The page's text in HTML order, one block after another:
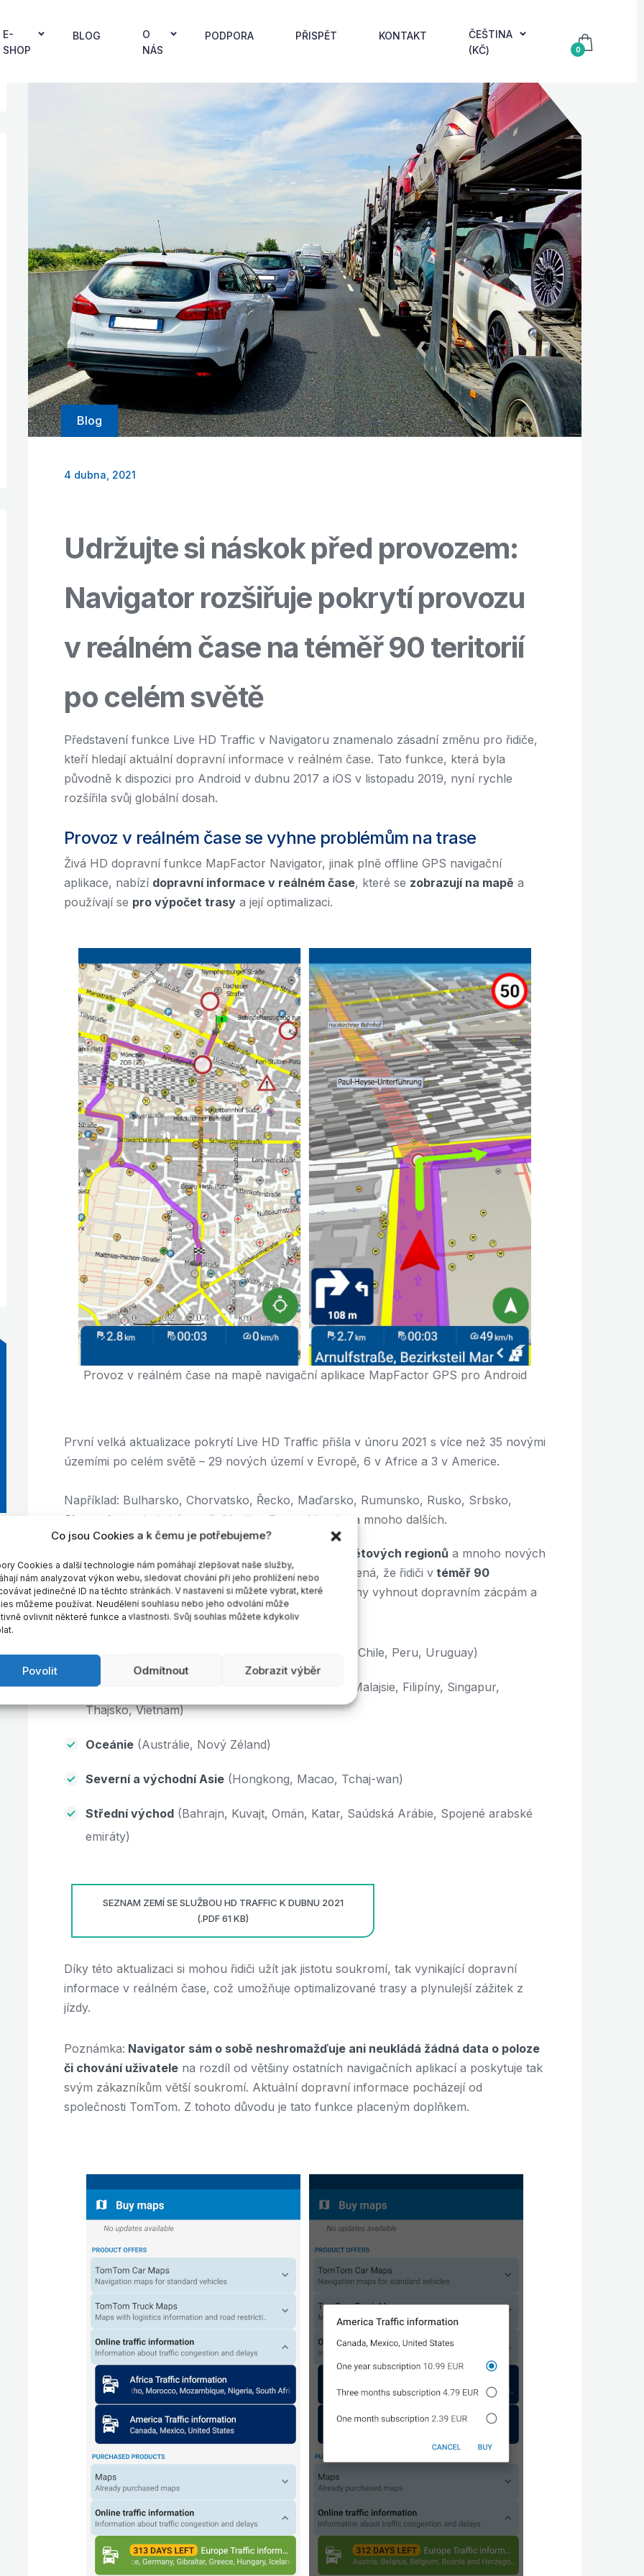
Co jsou Cookies a k čemu je potřebujeme?
Cookies a další technologie nám pomáhají zlepšovat naše služby,
nám analyzovat výkon webu, sledovat chování při jeho prohlížení nebo
jedinečné ID na těchto stránkách. V nastavení si můžete vybrat, které
můžeme používat. Neudělení souhlasu nebo jeho odvolání může
ovlivnit některé funkce a vlastnosti. Svůj souhlas můžete kdykoliv
Povolit Odmítnout Zobrazit výběr
E-
SHOP
BLOG
O
NÁS
PODPORA PŘISPĚT KONTAKT
ČEŠTINA
(KČ)
0
Blog
4 dubna, 2021
Udržujte si náskok před provozem:
Navigator rozšiřuje pokrytí provozu
v reálném čase na téměř 90 teritorií
po celém světě
Představení funkce Live HD Traffic v Navigatoru znamenalo zásadní změnu pro řidiče,
kteří hledají aktuální dopravní informace v reálném čase. Tato funkce, která byla
původně k dispozici pro Android v dubnu 2017 a iOS v listopadu 2019, nyní rychle
rozšířila svůj globální dosah.
Provoz v reálném čase se vyhne problémům na trase
Živá HD dopravní funkce MapFactor Navigator, jinak plně offline GPS navigační
aplikace, nabízí dopravní informace v reálném čase, které se zobrazují na mapě a
používají se pro výpočet trasy a její optimalizaci.
Provoz v reálném čase na mapě navigační aplikace MapFactor GPS pro Android
První velká aktualizace pokrytí Live HD Traffic přišla v únoru 2021 s více než 35 novými
územími po celém světě – 29 nových území v Evropě, 6 v Africe a 3 v Americe.
Například: Bulharsko, Chorvatsko, Řecko, Maďarsko, Rumunsko, Rusko, Srbsko,
Slovensko, pobaltské země, Mexiko, Egypt, Maroko a mnoho dalších.
5 nových světových regionů a mnoho nových
zemí s dopravním pokrytím v reálném čase. To znamená, že řidiči v téměř 90
oblastech po celém světěse nyní mohou bez námahy vyhnout dopravním zácpám a
zácpám na silnicích.
Latinská Amerika
(Argentina, Brazílie, Kolumbie, Chile, Peru, Uruguay)
Jižní Asie
(Brunej Darussalam, Indie, Indonésie, Malajsie, Filipíny, Singapur,
Thajsko, Vietnam)
Oceánie (Austrálie, Nový Zéland)
Severní a východní Asie (Hongkong, Macao, Tchaj-wan)
Střední východ (Bahrajn, Kuvajt, Omán, Katar, Saúdská Arábie, Spojené arabské
emiráty)
SEZNAM ZEMÍ SE SLUŽBOU HD TRAFFIC K DUBNU 2021
(.PDF 61 KB)
Díky této aktualizaci si mohou řidiči užít jak jistotu soukromí, tak vynikající dopravní
informace v reálném čase, což umožňuje optimalizované trasy a plynulejší zážitek z
jízdy.
Poznámka: Navigator sám o sobě neshromažďuje ani neukládá žádná data o poloze
či chování uživatele na rozdíl od většiny ostatních navigačních aplikací a poskytuje tak
svým zákazníkům větší soukromí. Aktuální dopravní informace pocházejí od
společnosti TomTom. Z tohoto důvodu je tato funkce placeným doplňkem.